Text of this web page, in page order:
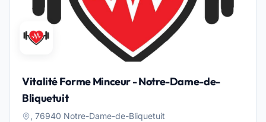
Vitalité Forme Minceur - Notre-Dame-de-
Bliquetuit
, 76940 Notre-Dame-de-Bliquetuit